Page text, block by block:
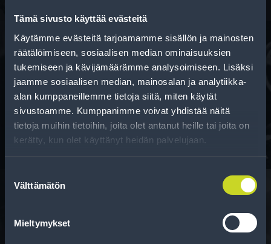
Tämä sivusto käyttää evästeitä
Käytämme evästeitä tarjoamamme sisällön ja mainosten
räätälöimiseen, sosiaalisen median ominaisuuksien
tukemiseen ja kävijämäärämme analysoimiseen. Lisäksi
jaamme sosiaalisen median, mainosalan ja analytiikka-
alan kumppaneillemme tietoja siitä, miten käytät
sivustoamme. Kumppanimme voivat yhdistää näitä
tietoja muihin tietoihin, joita olet antanut heille tai joita on
kerätty, kun olet käyttänyt heidän palvelujaan.
valinta
Välttämätön
Mieltymykset
Rahoitus
Tee ostoksesi RengasCenter-tilillä. Saat
maksuaikaa renkaillesi.